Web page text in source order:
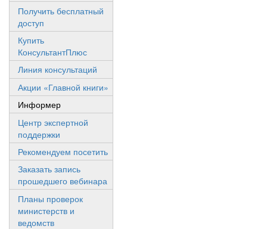
Получить бесплатный
доступ
Купить
КонсультантПлюс
Линия консультаций
Акции «Главной книги»
Информер
Центр экспертной
поддержки
Рекомендуем посетить
Заказать запись
прошедшего вебинара
Планы проверок
министерств и
ведомств